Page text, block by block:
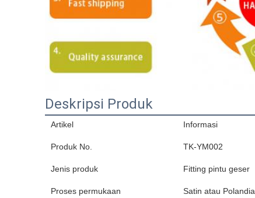
Deskripsi Produk
Artikel Informasi
Produk No. TK-YM002
Jenis produk Fitting pintu geser
Proses permukaan Satin atau Polandia